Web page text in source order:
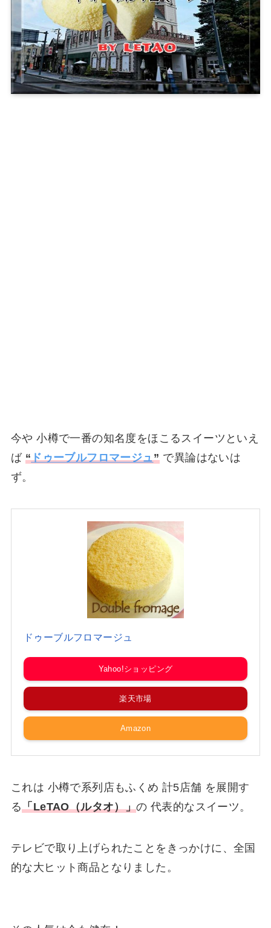
今や 小樽で一番の知名度をほこるスイーツといえ
ば “ドゥーブルフロマージュ”で異論はないは
ず。
ドゥーブルフロマージュ
Yahoo!ショッピング
楽天市場
Amazon
これは 小樽で系列店もふくめ 計5店舗 を展開す
る「LeTAO（ルタオ）」の 代表的なスイーツ。
テレビで取り上げられたことをきっかけに、全国
的な大ヒット商品となりました。